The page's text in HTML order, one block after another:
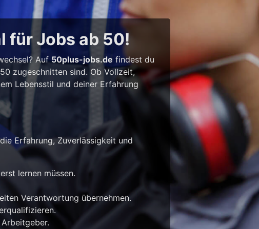
für Jobs ab 50!
Auf50plus-jobs.de findest du
zugeschnitten sind. Ob Vollzeit,
Lebensstil und deiner Erfahrung
Erfahrung, Zuverlässigkeit und
lernen müssen.
Verantwortung übernehmen.